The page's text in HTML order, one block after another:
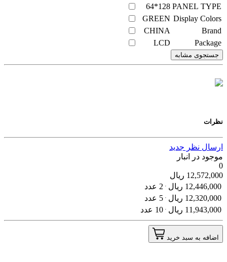
PANEL TYPE
128*64
Display Colors
GREEN
Brand
CHINA
Package
LCD
جستجوی مشابه
نظرات
ارسال نظر جدید
موجود در انبار
0
12,572,000 ریال
12,446,000 ریال
2 عدد
12,320,000 ریال
5 عدد
11,943,000 ریال 10 عدد
اضافه به سبد خرید